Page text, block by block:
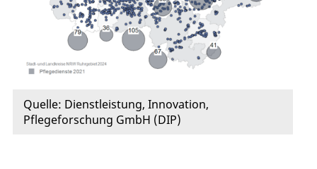
Quelle: Dienstleistung, Innovation,
Pflegeforschung GmbH (DIP)